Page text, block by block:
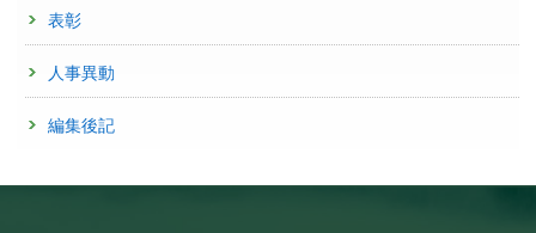
表彰
人事異動
編集後記